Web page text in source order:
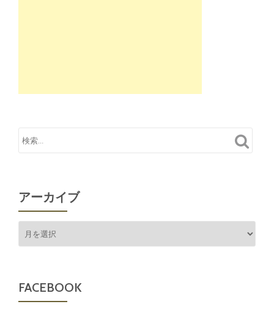
アーカイブ
ー
FACEBOOK